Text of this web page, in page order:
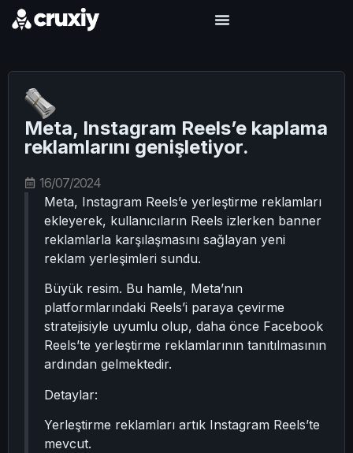
Meta, Instagram Reels’e kaplama
reklamlarını genişletiyor.
16/07/2024
Meta, Instagram Reels’e yerleştirme reklamları
ekleyerek, kullanıcıların Reels izlerken banner
reklamlarla karşılaşmasını sağlayan yeni
reklam yerleşimleri sundu.
Büyük resim. Bu hamle, Meta’nın
platformlarındaki Reels’i paraya çevirme
stratejisiyle uyumlu olup, daha önce Facebook
Reels’te yerleştirme reklamlarının tanıtılmasının
ardından gelmektedir.
Detaylar:
Yerleştirme reklamları artık Instagram Reels’te
mevcut.